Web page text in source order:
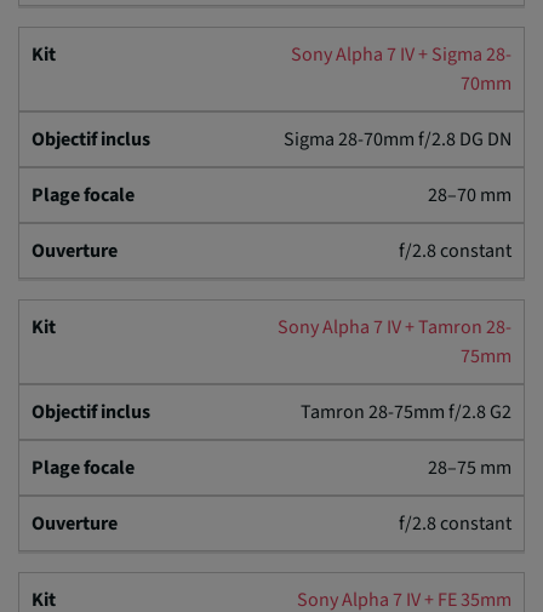
Sony Alpha 7 IV + Sigma 28-
70mm
Sigma 28-70mm f/2.8 DG DN
28–70 mm
f/2.8 constant
Sony Alpha 7 IV + Tamron 28-
75mm
Tamron 28-75mm f/2.8 G2
28–75 mm
f/2.8 constant
Sony Alpha 7 IV + FE 35mm